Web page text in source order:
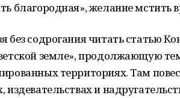
благородная», желание мстить
без содрогания читать статью
земле», продолжающую
территориях. Там
издевательствах и